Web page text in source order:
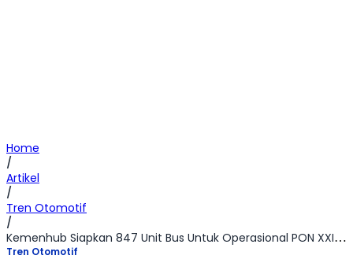
Home
/
Artikel
/
Tren Otomotif
/
Kemenhub Siapkan 847 Unit Bus Untuk Operasional PON XXI Aceh-Sumatera Utara 2024
Tren Otomotif